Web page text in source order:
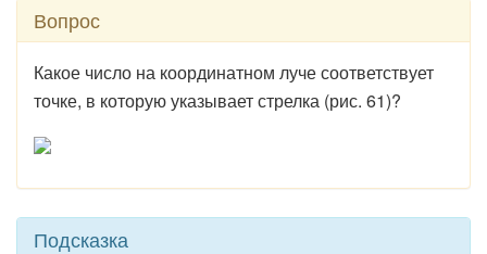
Вопрос
Какое число на координатном луче соответствует
точке, в которую указывает стрелка (рис. 61)?
Подсказка